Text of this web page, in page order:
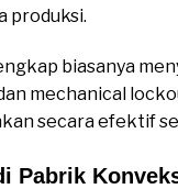
produksi.
biasanya
mechanical
secara efektif
Pabrik